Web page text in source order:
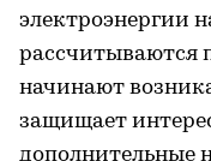
электроэнергии
рассчитываются
начинают
защищает
дополнительные